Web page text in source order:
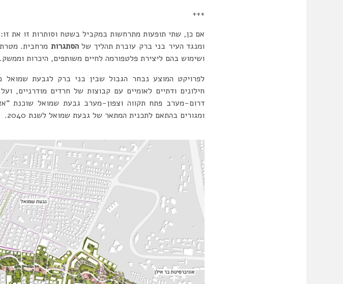
+++
אם כן, שתי תופעות מתרחשות במקביל בשטח וסותרות זו את
ומנגד העיר בני ברק עוברת תהליך שלהסתגרות מרחבית. מטרת
ושימוש בהם ליצירת פלטפורמה לחיים משותפים, היכרות וממשק.
לפרויקט המוצע נבחר הגבול שבין בני ברק לגבעת
ומגורים בהתאם לתכנית המתאר של גבעת שמואל לשנת 2040.